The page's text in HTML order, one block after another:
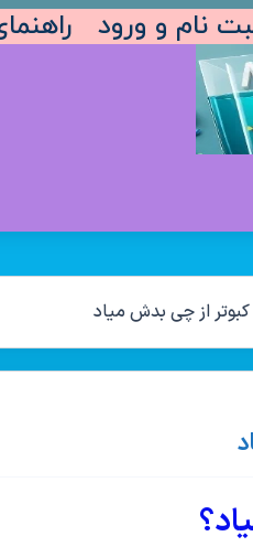
نام و ورود
کبوتر از چی بدش میاد